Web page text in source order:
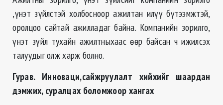
,үнэт зүйлстэй холбосноор ажилтан илүү бүтээмжтэй,
оролцоо сайтай ажилладаг байна. Компанийн зорилго,
үнэт зүйл тухайн ажилтныхаас өөр байсан ч ижилсэх
талуудыг олж харж болно.
Гурав. Инноваци,сайжруулалт хийхийг шаардан
дэмжих, суралцах боломжоор хангах